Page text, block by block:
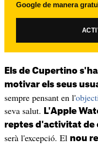
Google de manera
Els de Cupertino
motivar els seus
sempre pensant en l'
seva salut.
L'Apple
reptes d'activitat de
serà l'excepció. El nou